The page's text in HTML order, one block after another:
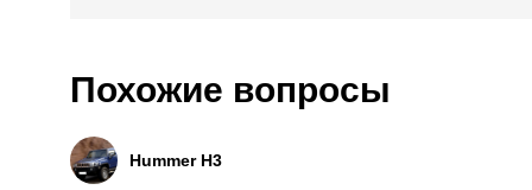
Похожие вопросы
Hummer H3